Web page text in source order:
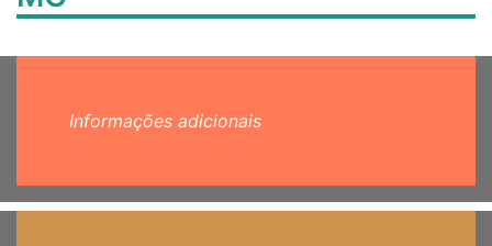
Informações adicionais